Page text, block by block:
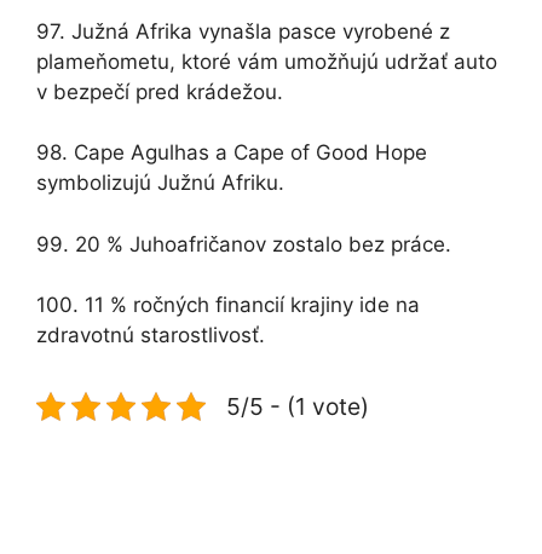
97. Južná Afrika vynašla pasce vyrobené z
plameňometu, ktoré vám umožňujú udržať auto
v bezpečí pred krádežou.
98. Cape Agulhas a Cape of Good Hope
symbolizujú Južnú Afriku.
99. 20 % Juhoafričanov zostalo bez práce.
100. 11 % ročných financií krajiny ide na
zdravotnú starostlivosť.
5/5 - (1 vote)